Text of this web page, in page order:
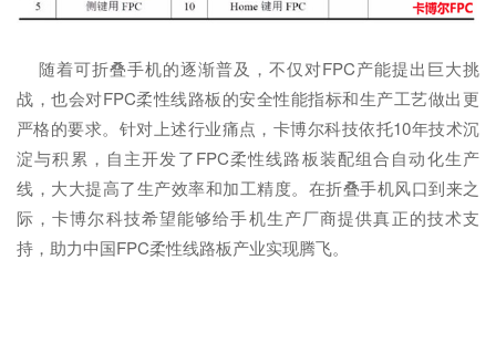
随着可折叠手机的逐渐普及，不仅对FPC产能提出巨大挑
战，也会对FPC柔性线路板的安全性能指标和生产工艺做出更
严格的要求。针对上述行业痛点，卡博尔科技依托10年技术沉
淀与积累，自主开发了FPC柔性线路板装配组合自动化生产
线，大大提高了生产效率和加工精度。在折叠手机风口到来之
际，卡博尔科技希望能够给手机生产厂商提供真正的技术支
持，助力中国FPC柔性线路板产业实现腾飞。